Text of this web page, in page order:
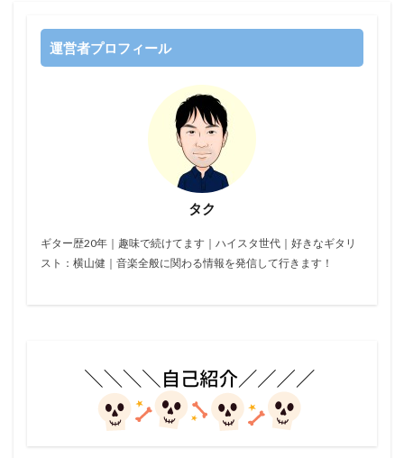
運営者プロフィール
タク
ギター歴20年｜趣味で続けてます｜ハイスタ世代｜好きなギタリ
スト：横山健｜音楽全般に関わる情報を発信して行きます！